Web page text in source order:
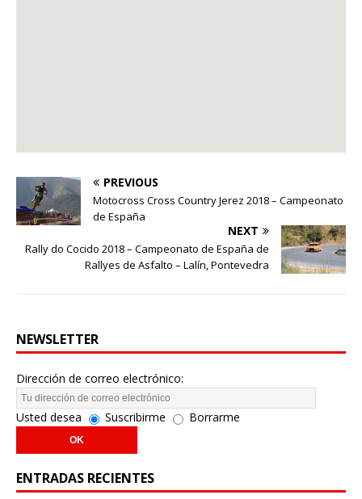
PREVIOUS
Motocross Cross Country Jerez 2018 – Campeonato
de España
NEXT
Rally do Cocido 2018 – Campeonato de España de
Rallyes de Asfalto – Lalín, Pontevedra
NEWSLETTER
Dirección de correo electrónico:
Usted desea Suscribirme Borrarme
ENTRADAS RECIENTES